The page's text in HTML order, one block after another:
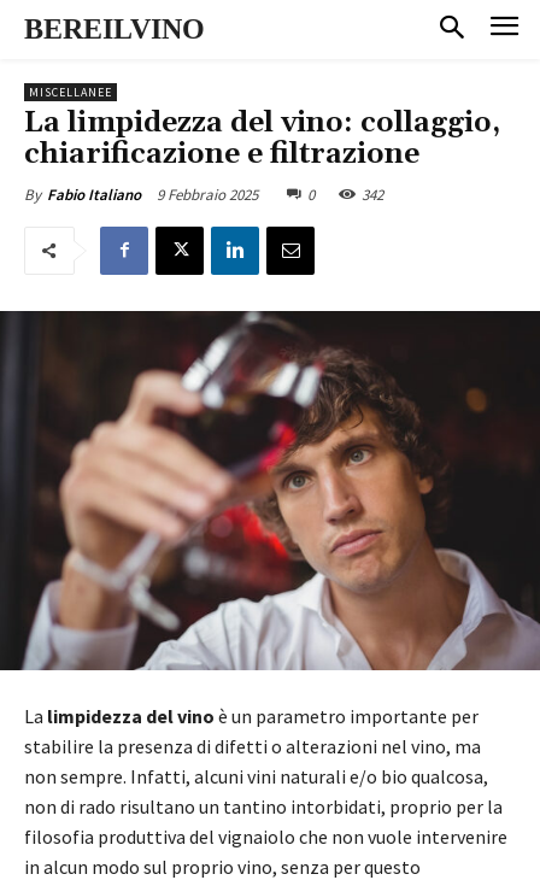
BEREILVINO
MISCELLANEE
La limpidezza del vino: collaggio,
chiarificazione e filtrazione
By Fabio Italiano 9 Febbraio 2025 0 342
La limpidezza del vino è un parametro importante per
stabilire la presenza di difetti o alterazioni nel vino, ma
non sempre. Infatti, alcuni vini naturali e/o bio qualcosa,
non di rado risultano un tantino intorbidati, proprio per la
filosofia produttiva del vignaiolo che non vuole intervenire
in alcun modo sul proprio vino, senza per questo